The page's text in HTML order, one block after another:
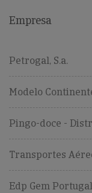
Empresa
Petrogal, S.a.
Modelo
Pingo-doce -
Transportes
Edp Gem